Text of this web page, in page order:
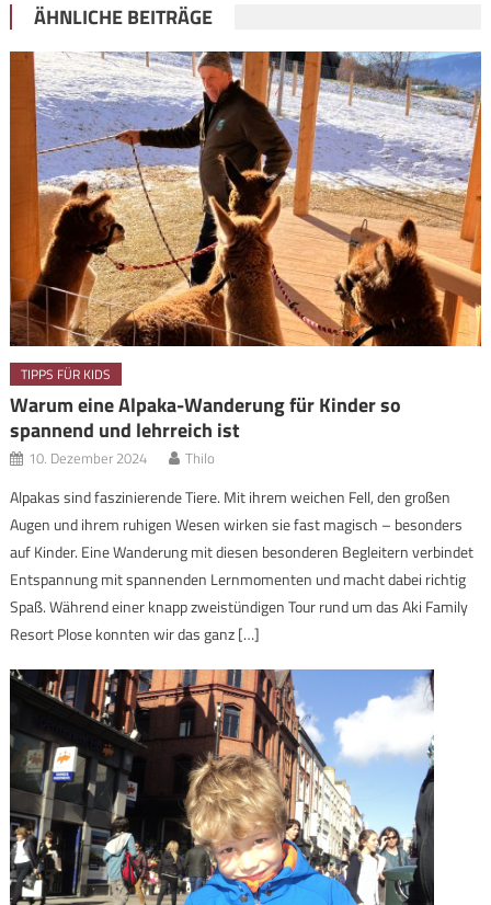
ÄHNLICHE BEITRÄGE
TIPPS FÜR KIDS
Warum eine Alpaka-Wanderung für Kinder so
spannend und lehrreich ist
10. Dezember 2024 Thilo
Alpakas sind faszinierende Tiere. Mit ihrem weichen Fell, den großen
Augen und ihrem ruhigen Wesen wirken sie fast magisch – besonders
auf Kinder. Eine Wanderung mit diesen besonderen Begleitern verbindet
Entspannung mit spannenden Lernmomenten und macht dabei richtig
Spaß. Während einer knapp zweistündigen Tour rund um das Aki Family
Resort Plose konnten wir das ganz […]